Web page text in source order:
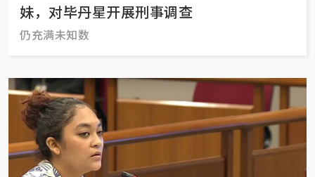
妹，对毕丹星开展刑事调查
仍充满未知数